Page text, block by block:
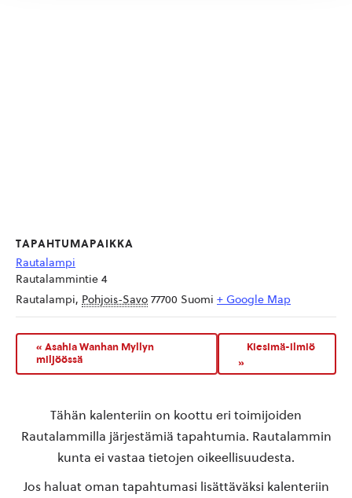
TAPAHTUMAPAIKKA
Rautalampi
Rautalammintie 4
Rautalampi, Pohjois-Savo 77700 Suomi + Google Map
« Asahia Wanhan Myllyn
miljöössä
Kiesimä-ilmiö
»
Tähän kalenteriin on koottu eri toimijoiden
Rautalammilla järjestämiä tapahtumia. Rautalammin
kunta ei vastaa tietojen oikeellisuudesta.
Jos haluat oman tapahtumasi lisättäväksi kalenteriin